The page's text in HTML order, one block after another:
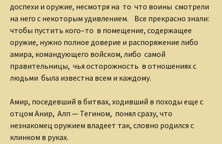
доспехи и оружие, несмотря на то что воины смотрели
на него с некоторым удивлением. Все прекрасно знали:
чтобы пустить кого–то в помещение, содержащее
оружие, нужно полное доверие и распоряжение либо
амира, командующего войском, либо самой
правительницы, чья осторожность в отношениях с
людьми была известна всем и каждому.
Амир, поседевший в битвах, ходивший в походы еще с
отцом Анир, Алп — Тегином, понял сразу, что
незнакомец оружием владеет так, словно родился с
клинком в руках.